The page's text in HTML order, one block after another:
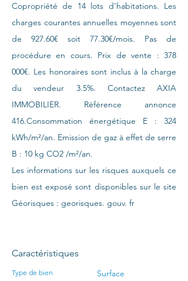
Copropriété de 14 lots d'habitations. Les
charges courantes annuelles moyennes sont
de 927.60€ soit 77.30€/mois. Pas de
procédure en cours. Prix de vente : 378
000€. Les honoraires sont inclus à la charge
du vendeur 3.5%. Contactez AXIA
IMMOBILIER. Référence annonce
416.Consommation énergétique E : 324
kWh/m²/an. Emission de gaz à effet de serre
B : 10 kg CO2 /m²/an.
Les informations sur les risques auxquels ce
bien est exposé sont disponibles sur le site
Géorisques : georisques. gouv. fr
Caractéristiques
Type de bien
Surface